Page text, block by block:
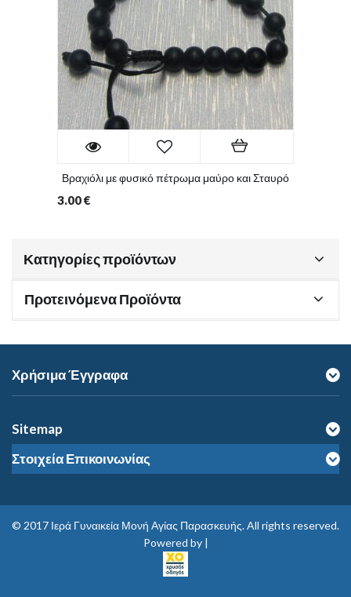
Βραχιόλι με φυσικό πέτρωμα μαύρο και Σταυρό
3.00€
Κατηγορίες προϊόντων
Προτεινόμενα Προϊόντα
Χρήσιμα Έγγραφα
Sitemap
Στοιχεία Επικοινωνίας
© 2017 Ιερά Γυναικεία Μονή Αγίας Παρασκευής. All rights reserved.
Powered by |